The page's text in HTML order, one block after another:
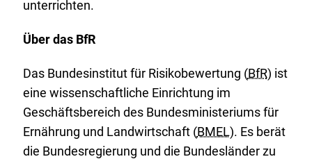
unterrichten.
Über das BfR
Das Bundesinstitut für Risikobewertung (BfR) ist
eine wissenschaftliche Einrichtung im
Geschäftsbereich des Bundesministeriums für
Ernährung und Landwirtschaft (BMEL). Es berät
die Bundesregierung und die Bundesländer zu